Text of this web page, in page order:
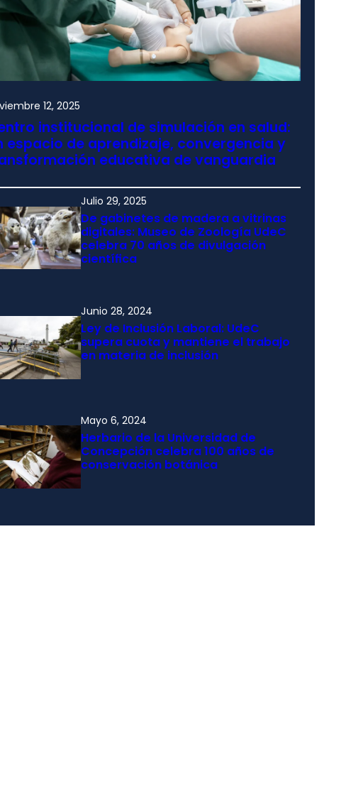
12, 2025
institucional de simulación en salud:
espacio de aprendizaje, convergencia y
educativa de vanguardia
Julio 29, 2025
De gabinetes de madera a vitrinas
digitales: Museo de Zoología UdeC
celebra 70 años de divulgación
científica
Junio 28, 2024
Ley de Inclusión Laboral: UdeC
supera cuota y mantiene el trabajo
en materia de inclusión
Mayo 6, 2024
Herbario de la Universidad de
Concepción celebra 100 años de
conservación botánica